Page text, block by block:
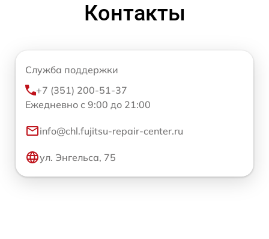
Контакты
Служба поддержки
+7 (351) 200-51-37
Ежедневно с 9:00 до 21:00
info@chl.fujitsu-repair-center.ru
ул. Энгельса, 75